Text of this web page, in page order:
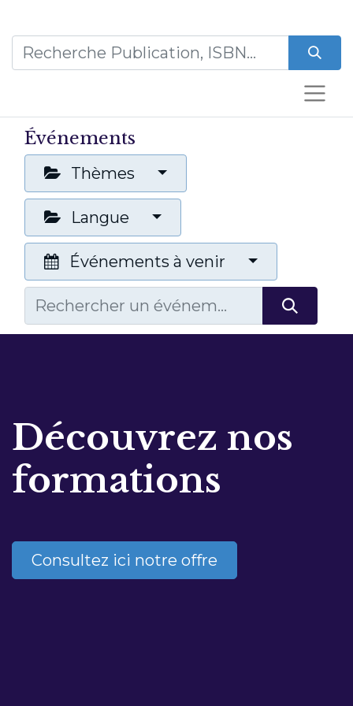
Événements
Thèmes
Langue
Événements à venir
Découvrez nos
formations
Consultez ici notre offre